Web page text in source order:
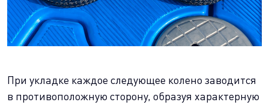
При укладке каждое следующее колено заводится
в противоположную сторону, образуя характерную